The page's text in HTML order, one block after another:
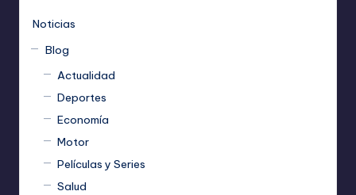
Noticias
Blog
Actualidad
Deportes
Economía
Motor
Películas y Series
Salud